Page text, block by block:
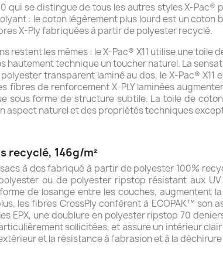
qui se distingue de tous les autres styles X-
: le coton légèrement plus lourd est un
X-Ply fabriquées à partir de polyester recyclé.
les mêmes : le X-Pac® X11 utilise une toile
hautement technique un toucher naturel. La
transparent laminé au dos, le X-Pac® X11
fibres de renforcement X-PLY laminées
sous forme de structure subtile. La toile de
aspect naturel et des propriétés techniques
recyclé, 146g/m²
à dos fabriqué à partir de polyester 100%
ou de polyester ripstop résistant aux
de losange entre les couches, augmentent
les fibres CrossPly confèrent à ECOPAK™ son
EPX, une doublure en polyester ripstop 70
sollicitées, et assure un intérieur
et la résistance à l'abrasion et à la